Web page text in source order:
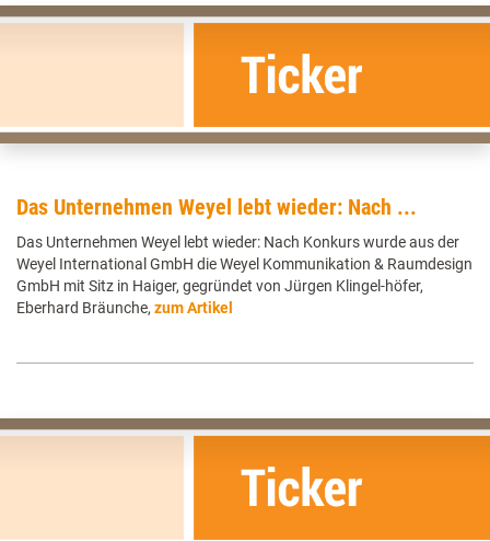
Das Unternehmen Weyel lebt wieder: Nach ...
Das Unternehmen Weyel lebt wieder: Nach Konkurs wurde aus der
Weyel International GmbH die Weyel Kommunikation & Raumdesign
GmbH mit Sitz in Haiger, gegründet von Jürgen Klingel-höfer,
Eberhard Bräunche, zum Artikel